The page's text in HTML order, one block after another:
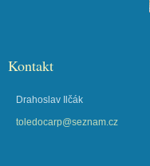
Kontakt
Drahoslav Ilčák
toledocarp@seznam.cz